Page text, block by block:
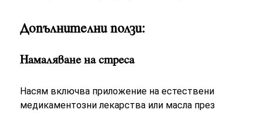
Допълнителни ползи:
Намаляване на стреса
Насям включва приложение на естествени
медикаментозни лекарства или масла през